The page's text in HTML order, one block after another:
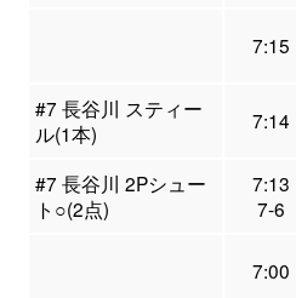
7:15
#7 長谷川 スティー
ル(1本)
7:14
#7 長谷川 2Pシュー
ト○(2点)
7:13
7-6
7:00